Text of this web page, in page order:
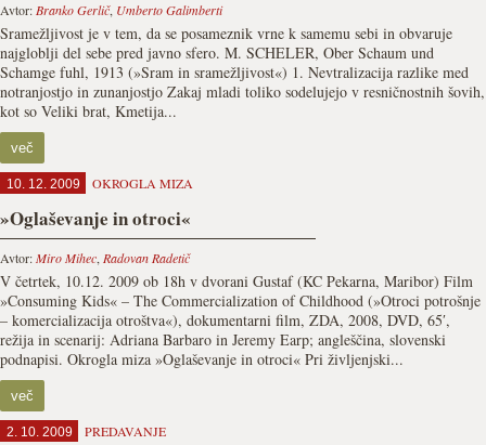
Avtor: Branko Gerlič, Umberto Galimberti
Sramežljivost je v tem, da se posameznik vrne k samemu sebi in obvaruje
najgloblji del sebe pred javno sfero. M. SCHELER, Ober Schaum und
Schamge fuhl, 1913 (»Sram in sramežljivost«) 1. Nevtralizacija razlike med
notranjostjo in zunanjostjo Zakaj mladi toliko sodelujejo v resničnostnih šovih,
kot so Veliki brat, Kmetija...
več
10. 12. 2009 OKROGLA MIZA
»Oglaševanje in otroci«
Avtor:Miro Mihec, Radovan Radetič
V četrtek, 10.12. 2009 ob 18h v dvorani Gustaf (KC Pekarna, Maribor) Film
»Consuming Kids« – The Commercialization of Childhood (»Otroci potrošnje
– komercializacija otroštva«), dokumentarni film, ZDA, 2008, DVD, 65′,
režija in scenarij: Adriana Barbaro in Jeremy Earp; angleščina, slovenski
podnapisi. Okrogla miza »Oglaševanje in otroci« Pri življenjski...
več
2. 10. 2009 PREDAVANJE